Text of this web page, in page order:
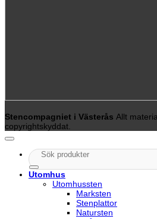
Stencompagniet i Västerås Allt
copyrightskyddat.
Sök
efter:
Utomhus
Utomhussten
Marksten
Stenplattor
Natursten